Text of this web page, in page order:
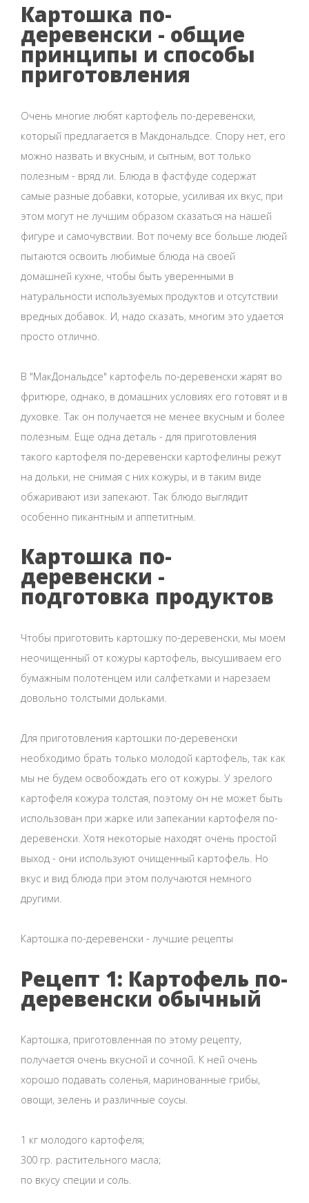
Картошка по-
деревенски - общие
принципы и способы
приготовления
Очень многие любят картофель по-деревенски,
который предлагается в Макдональдсе. Спору нет, его
можно назвать и вкусным, и сытным, вот только
полезным - вряд ли. Блюда в фастфуде содержат
самые разные добавки, которые, усиливая их вкус, при
этом могут не лучшим образом сказаться на нашей
фигуре и самочувствии. Вот почему все больше людей
пытаются освоить любимые блюда на своей
домашней кухне, чтобы быть уверенными в
натуральности используемых продуктов и отсутствии
вредных добавок. И, надо сказать, многим это удается
просто отлично.
В "МакДональдсе" картофель по-деревенски жарят во
фритюре, однако, в домашних условиях его готовят и в
духовке. Так он получается не менее вкусным и более
полезным. Еще одна деталь - для приготовления
такого картофеля по-деревенски картофелины режут
на дольки, не снимая с них кожуры, и в таким виде
обжаривают изи запекают. Так блюдо выглядит
особенно пикантным и аппетитным.
Картошка по-
деревенски -
подготовка продуктов
Чтобы приготовить картошку по-деревенски, мы моем
неочищенный от кожуры картофель, высушиваем его
бумажным полотенцем или салфетками и нарезаем
довольно толстыми дольками.
Для приготовления картошки по-деревенски
необходимо брать только молодой картофель, так как
мы не будем освобождать его от кожуры. У зрелого
картофеля кожура толстая, поэтому он не может быть
использован при жарке или запекании картофеля по-
деревенски. Хотя некоторые находят очень простой
выход - они используют очищенный картофель. Но
вкус и вид блюда при этом получаются немного
другими.
Картошка по-деревенски - лучшие рецепты
Рецепт 1: Картофель по-
деревенски обычный
Картошка, приготовленная по этому рецепту,
получается очень вкусной и сочной. К ней очень
хорошо подавать соленья, маринованные грибы,
овощи, зелень и различные соусы.
1 кг молодого картофеля;
300 гр. растительного масла;
по вкусу специи и соль.